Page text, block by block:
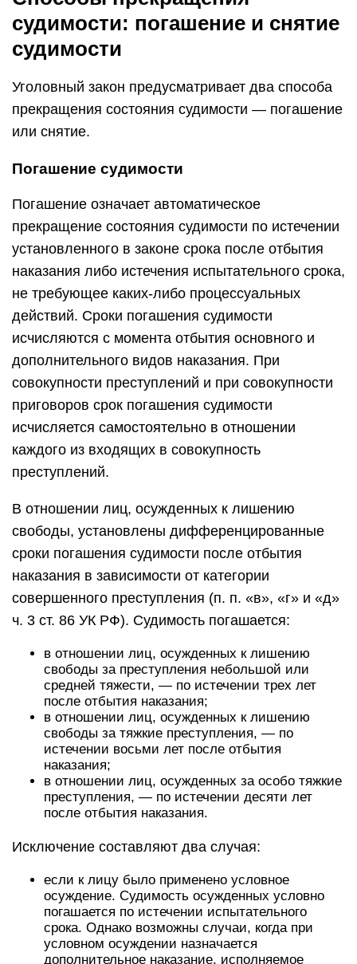
судимости: погашение и снятие
судимости
Уголовный закон предусматривает два способа
прекращения состояния судимости — погашение
или снятие.
Погашение судимости
Погашение означает автоматическое
прекращение состояния судимости по истечении
установленного в законе срока после отбытия
наказания либо истечения испытательного срока,
не требующее каких-либо процессуальных
действий. Сроки погашения судимости
исчисляются с момента отбытия основного и
дополнительного видов наказания. При
совокупности преступлений и при совокупности
приговоров срок погашения судимости
исчисляется самостоятельно в отношении
каждого из входящих в совокупность
преступлений.
В отношении лиц, осужденных к лишению
свободы, установлены дифференцированные
сроки погашения судимости после отбытия
наказания в зависимости от категории
совершенного преступления (п. п. «в», «г» и «д»
ч. 3 ст. 86 УК РФ). Судимость погашается:
в отношении лиц, осужденных к лишению
свободы за преступления небольшой или
средней тяжести, — по истечении трех лет
после отбытия наказания;
в отношении лиц, осужденных к лишению
свободы за тяжкие преступления, — по
истечении восьми лет после отбытия
наказания;
в отношении лиц, осужденных за особо тяжкие
преступления, — по истечении десяти лет
после отбытия наказания.
Исключение составляют два случая:
если к лицу было применено условное
осуждение. Судимость осужденных условно
погашается по истечении испытательного
срока. Однако возможны случаи, когда при
условном осуждении назначается
дополнительное наказание, исполняемое